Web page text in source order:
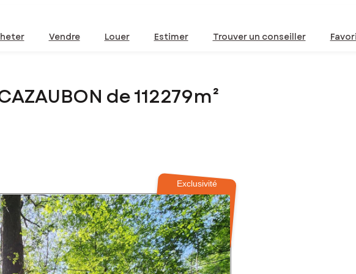
Vendre Louer Estimer Trouver un conseiller
de 112279m²
Exclusivité